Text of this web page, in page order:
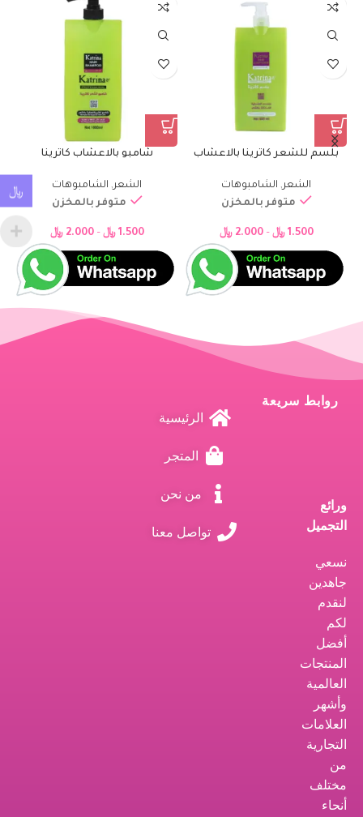
بلسم للشعر كاترينا بالاعشاب
الشعر , الشامبوهات
متوفر بالمخزن
1.500 ﷼ –
2.000 ﷼
شامبو بالاعشاب كاترينا
الشعر , الشامبوهات
متوفر بالمخزن
1.500 ﷼ –
2.000 ﷼
ورائع
التجميل
نسعي
جاهدين
لنقدم
لكم
أفضل
المنتجات
العالمية
وأشهر
العلامات
التجارية
من
مختلف
أنحاء
روابط سريعة
الرئيسية
المتجر
من نحن
تواصل معنا
﷼